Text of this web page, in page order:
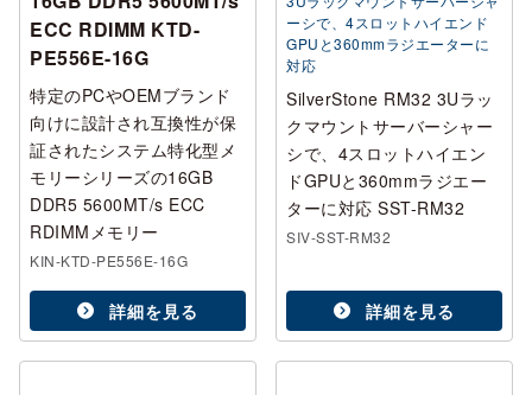
ECC RDIMM KTD-
PE556E-16G
特定のPCやOEMブランド
向けに設計され互換性が保
証されたシステム特化型メ
モリーシリーズの16GB
DDR5 5600MT/s ECC
RDIMMメモリー
KIN-KTD-PE556E-16G
詳細を見る
ーシで、4スロットハイエンド
GPUと360mmラジエーターに
対応
SilverStone RM32 3Uラッ
クマウントサーバーシャー
シで、4スロットハイエン
ドGPUと360mmラジエー
ターに対応 SST-RM32
SIV-SST-RM32
詳細を見る